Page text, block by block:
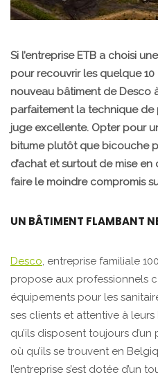
Si l’entreprise ETB a choisi
pour recouvrir les quelque
nouveau bâtiment de Desco à
parfaitement la technique de
juge excellente. Opter pour
bitume plutôt que bicouche
d’achat et surtout de mise
faire le moindre compromis
UN BÂTIMENT FLAMBANT
Desco, entreprise familiale
propose aux professionnels
équipements pour les
ses clients et attentive à
qu’ils disposent toujours
où qu’ils se trouvent en
l’entreprise s’est dotée d’un